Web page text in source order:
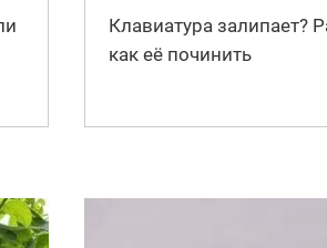
Клавиатура залипает?
как её починить